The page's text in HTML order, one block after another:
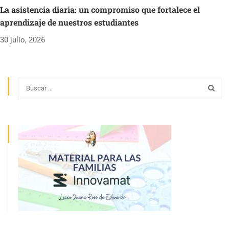
La asistencia diaria: un compromiso que fortalece el
aprendizaje de nuestros estudiantes
30 julio, 2026